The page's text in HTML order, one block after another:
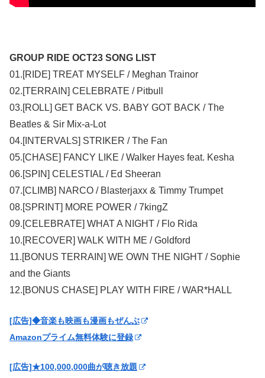
GROUP RIDE OCT23 SONG LIST
01.[RIDE] TREAT MYSELF / Meghan Trainor
02.[TERRAIN] CELEBRATE / Pitbull
03.[ROLL] GET BACK VS. BABY GOT BACK / The
Beatles & Sir Mix-a-Lot
04.[INTERVALS] STRIKER / The Fan
05.[CHASE] FANCY LIKE / Walker Hayes feat. Kesha
06.[SPIN] CELESTIAL / Ed Sheeran
07.[CLIMB] NARCO / Blasterjaxx & Timmy Trumpet
08.[SPRINT] MORE POWER / 7kingZ
09.[CELEBRATE] WHAT A NIGHT / Flo Rida
10.[RECOVER] WALK WITH ME / Goldford
11.[BONUS TERRAIN] WE OWN THE NIGHT / Sophie
and the Giants
12.[BONUS CHASE] PLAY WITH FIRE / WAR*HALL
[広告]◆音楽も映画も漫画もぜんぶ
Amazonプライム無料体験に登録
[広告]★100,000,000曲が聴き放題